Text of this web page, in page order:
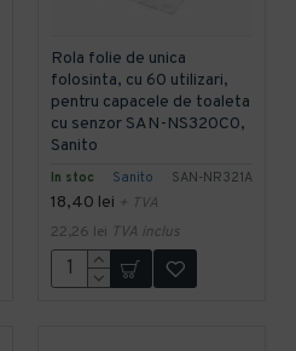
In stoc Sanito SAN-NR321A
Rola folie de unica
folosinta, cu 60 utilizari,
pentru capacele de toaleta
cu senzor SAN-NS320C0,
Sanito
18,40 lei + TVA
22,26 lei TVA inclus